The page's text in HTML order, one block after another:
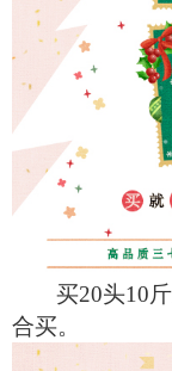
买20头10
合买。